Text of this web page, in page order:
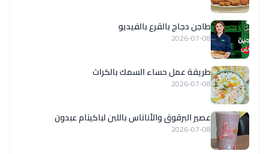
طاجن دجاج بالقرع بالفيديو
2026-07-08
طريقة عمل حساء السمك بالكراث
2026-07-08
عصير البرقوق والأناناس باللبن لباكينام عبدون
2026-07-08